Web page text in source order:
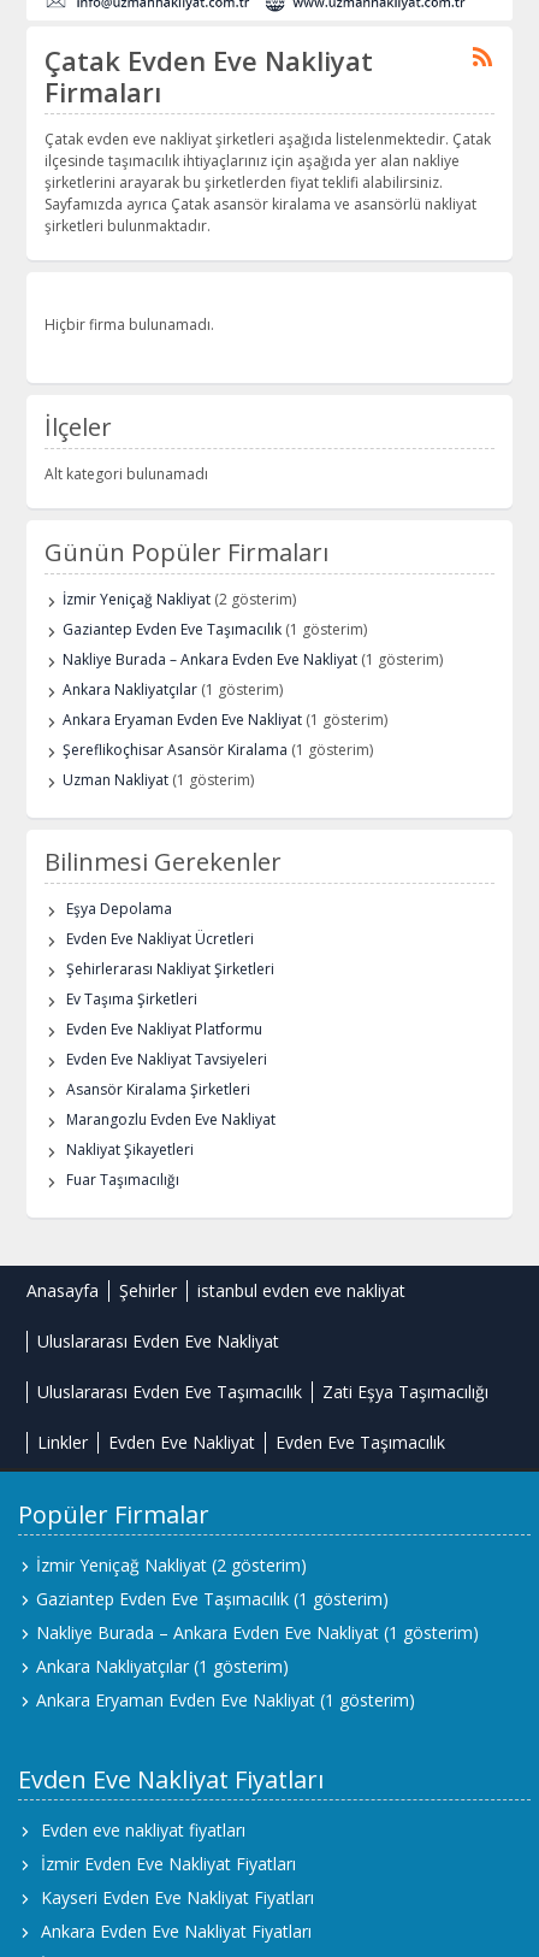
Çatak Evden Eve Nakliyat
Firmaları
Çatak evden eve nakliyat şirketleri aşağıda listelenmektedir. Çatak
ilçesinde taşımacılık ihtiyaçlarınız için aşağıda yer alan nakliye
şirketlerini arayarak bu şirketlerden fiyat teklifi alabilirsiniz.
Sayfamızda ayrıca Çatak asansör kiralama ve asansörlü nakliyat
şirketleri bulunmaktadır.
Hiçbir firma bulunamadı.
İlçeler
Alt kategori bulunamadı
Günün Popüler Firmaları
İzmir Yeniçağ Nakliyat (2 gösterim)
Gaziantep Evden Eve Taşımacılık (1 gösterim)
Nakliye Burada – Ankara Evden Eve Nakliyat (1 gösterim)
Ankara Nakliyatçılar (1 gösterim)
Ankara Eryaman Evden Eve Nakliyat (1 gösterim)
Şereflikoçhisar Asansör Kiralama (1 gösterim)
Uzman Nakliyat (1 gösterim)
Bilinmesi Gerekenler
Eşya Depolama
Evden Eve Nakliyat Ücretleri
Şehirlerarası Nakliyat Şirketleri
Ev Taşıma Şirketleri
Evden Eve Nakliyat Platformu
Evden Eve Nakliyat Tavsiyeleri
Asansör Kiralama Şirketleri
Marangozlu Evden Eve Nakliyat
Nakliyat Şikayetleri
Fuar Taşımacılığı
Anasayfa Şehirler istanbul evden eve nakliyat
Uluslararası Evden Eve Nakliyat
Uluslararası Evden Eve Taşımacılık Zati Eşya Taşımacılığı
Linkler Evden Eve Nakliyat Evden Eve Taşımacılık
Popüler Firmalar
İzmir Yeniçağ Nakliyat (2 gösterim)
Gaziantep Evden Eve Taşımacılık (1 gösterim)
Nakliye Burada – Ankara Evden Eve Nakliyat (1 gösterim)
Ankara Nakliyatçılar (1 gösterim)
Ankara Eryaman Evden Eve Nakliyat (1 gösterim)
Evden Eve Nakliyat Fiyatları
Evden eve nakliyat fiyatları
İzmir Evden Eve Nakliyat Fiyatları
Kayseri Evden Eve Nakliyat Fiyatları
Ankara Evden Eve Nakliyat Fiyatları